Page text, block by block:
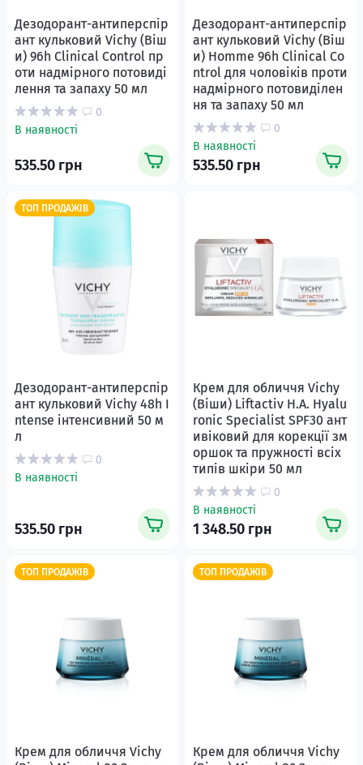
Дезодорант-антиперспір
ант кульковий Vichy (Віш
и) 96h Clinical Control пр
оти надмірного потовиді
лення та запаху 50 мл
0
В наявності
535.50 грн
Дезодорант-антиперспір
ант кульковий Vichy (Віш
и) Homme 96h Clinical Co
ntrol для чоловіків проти
надмірного потовиділен
ня та запаху 50 мл
0
В наявності
535.50 грн
ТОП ПРОДАЖІВ
Дезодорант-антиперспір
ант кульковий Vichy 48h I
ntense інтенсивний 50 м
л
0
В наявності
535.50 грн
Крем для обличчя Vichy
(Віши) Liftactiv H.A. Hyalu
ronic Specialist SPF30 ант
ивіковий для корекції зм
оршок та пружності всіх
типів шкіри 50 мл
0
В наявності
1 348.50 грн
ТОП ПРОДАЖІВ
Крем для обличчя Vichy
ТОП ПРОДАЖІВ
Крем для обличчя Vichy